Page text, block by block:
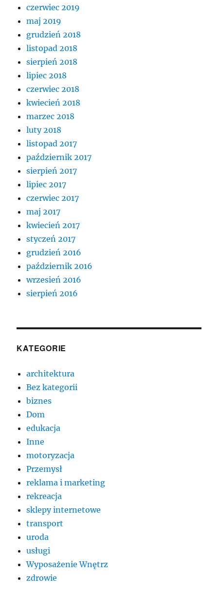
czerwiec 2019
maj 2019
grudzień 2018
listopad 2018
sierpień 2018
lipiec 2018
czerwiec 2018
kwiecień 2018
marzec 2018
luty 2018
listopad 2017
październik 2017
sierpień 2017
lipiec 2017
czerwiec 2017
maj 2017
kwiecień 2017
styczeń 2017
grudzień 2016
październik 2016
wrzesień 2016
sierpień 2016
KATEGORIE
architektura
Bez kategorii
biznes
Dom
edukacja
Inne
motoryzacja
Przemysł
reklama i marketing
rekreacja
sklepy internetowe
transport
uroda
usługi
Wyposażenie Wnętrz
zdrowie